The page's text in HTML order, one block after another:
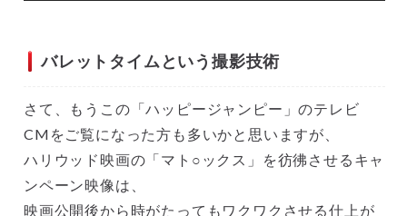
バレットタイムという撮影技術
さて、もうこの「ハッピージャンピー」のテレビ
CMをご覧になった方も多いかと思いますが、
ハリウッド映画の「マト○ックス」を彷彿させるキャ
ンペーン映像は、
映画公開後から時がたってもワクワクさせる仕上が